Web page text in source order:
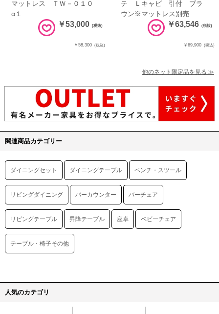
マットレス ＴＷ－０１０
α１
￥53,000 (税抜)
￥58,300 (税込)
テ Ｌキャビ 引付 ブラ
ウン※マットレス別売
￥63,546 (税抜)
￥69,900 (税込)
他のネット限定品を見る ≫
関連商品カテゴリー
ダイニングセット ダイニングテーブル ベンチ・スツール
リビングダイニング バーカウンター バーチェア
リビングテーブル 昇降テーブル 座卓 ベビーチェア
テーブル・椅子その他
人気のカテゴリ